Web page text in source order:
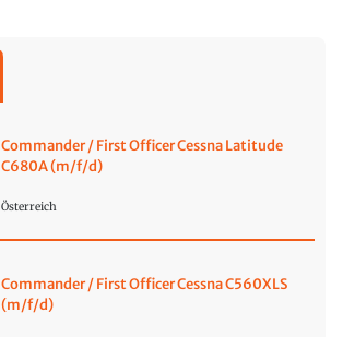
Commander / First Officer Cessna Latitude
C680A (m/f/d)
Österreich
Commander / First Officer Cessna C560XLS
(m/f/d)